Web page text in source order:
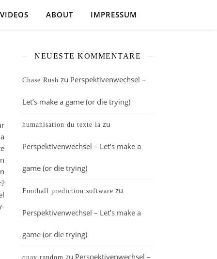
VIDEOS ABOUT IMPRESSUM
NEUESTE KOMMENTARE
Chase Rush zu Perspektivenwechsel –
Let’s make a game (or die trying)
humanisation du texte ia zu
Perspektivenwechsel – Let’s make a
game (or die trying)
Football prediction software zu
Perspektivenwechsel – Let’s make a
game (or die trying)
quay random zu Perspektivenwechsel –